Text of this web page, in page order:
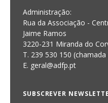
Administração:
Rua da Associação -
Jaime Ramos
3220-231 Miranda do
T. 239 530 150
E. geral@adfp.pt
SUBSCREVER